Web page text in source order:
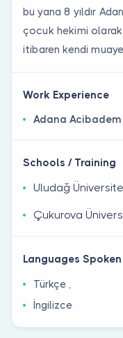
bu yana 8 yıldır
çocuk hekimi olarak
itibaren kendi
Work Experience
Adana
Schools / Training
Uludağ
Çukurova
Languages Spoken
Türkçe ,
İngilizce